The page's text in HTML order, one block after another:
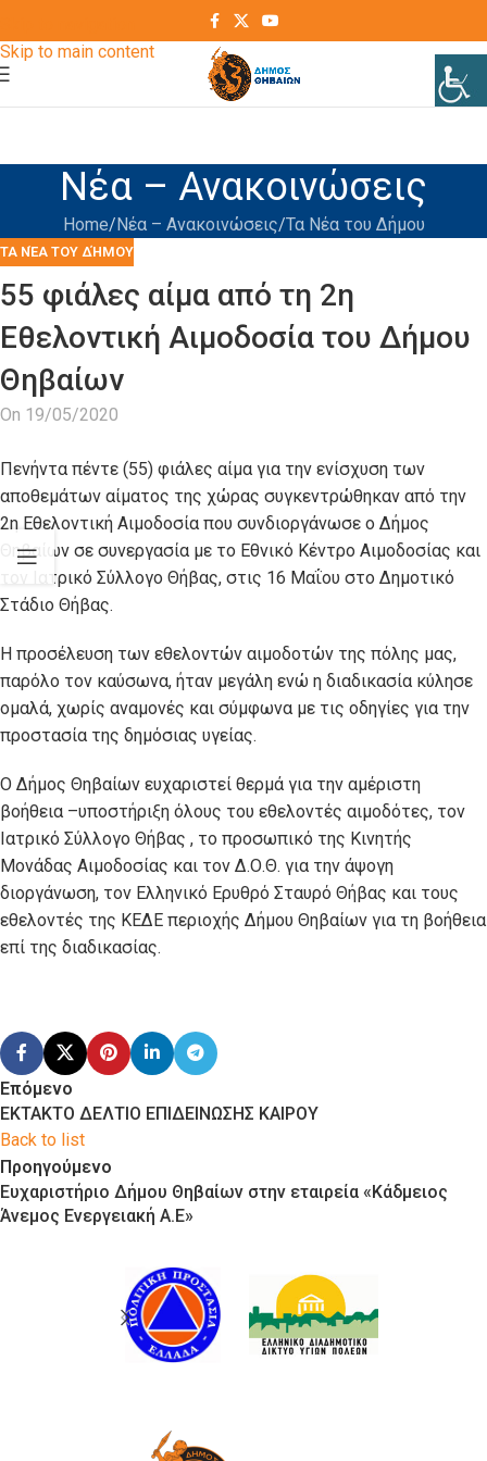
Skip to main content
Νέα – Ανακοινώσεις
Home Νέα – Ανακοινώσεις Τα Νέα του Δήμου
ΤΑ ΝΈΑ ΤΟΥ ΔΉΜΟΥ
55 φιάλες αίμα από τη 2η
Εθελοντική Αιμοδοσία του Δήμου
Θηβαίων
On 19/05/2020
Πενήντα πέντε (55) φιάλες αίμα για την ενίσχυση των
αποθεμάτων αίματος της χώρας συγκεντρώθηκαν από την
2η Εθελοντική Αιμοδοσία που συνδιοργάνωσε ο Δήμος
Θηβαίων σε συνεργασία με το Εθνικό Κέντρο Αιμοδοσίας και
τον Ιατρικό Σύλλογο Θήβας, στις 16 Μαΐου στο Δημοτικό
Στάδιο Θήβας.
Η προσέλευση των εθελοντών αιμοδοτών της πόλης μας,
παρόλο τον καύσωνα, ήταν μεγάλη ενώ η διαδικασία κύλησε
ομαλά, χωρίς αναμονές και σύμφωνα με τις οδηγίες για την
προστασία της δημόσιας υγείας.
Ο Δήμος Θηβαίων ευχαριστεί θερμά για την αμέριστη
βοήθεια –υποστήριξη όλους του εθελοντές αιμοδότες, τον
Ιατρικό Σύλλογο Θήβας , το προσωπικό της Κινητής
Μονάδας Αιμοδοσίας και τον Δ.Ο.Θ. για την άψογη
διοργάνωση, τον Ελληνικό Ερυθρό Σταυρό Θήβας και τους
εθελοντές της ΚΕΔΕ περιοχής Δήμου Θηβαίων για τη βοήθεια
επί της διαδικασίας.
Επόμενο
ΕΚΤΑΚΤΟ ΔΕΛΤΙΟ ΕΠΙΔΕΙΝΩΣΗΣ ΚΑΙΡΟΥ
Back to list
Προηγούμενο
Ευχαριστήριο Δήμου Θηβαίων στην εταιρεία «Κάδμειος
Άνεμος Ενεργειακή Α.Ε»